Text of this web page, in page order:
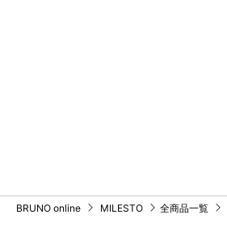
BRUNO online MILESTO 全商品一覧